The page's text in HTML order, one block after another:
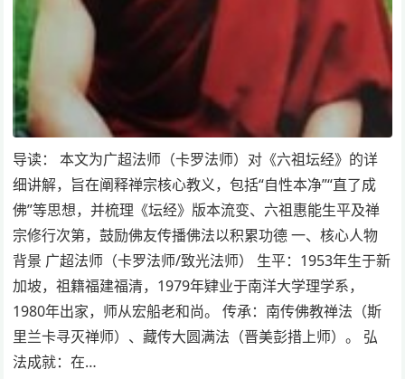
导读： 本文为广超法师（卡罗法师）对《六祖坛经》的详
细讲解，旨在阐释禅宗核心教义，包括“自性本净”“直了成
佛”等思想，并梳理《坛经》版本流变、六祖惠能生平及禅
宗修行次第，鼓励佛友传播佛法以积累功德 一、核心人物
背景 广超法师（卡罗法师/致光法师） 生平：1953年生于新
加坡，祖籍福建福清，1979年肄业于南洋大学理学系，
1980年出家，师从宏船老和尚。 传承：南传佛教禅法（斯
里兰卡寻灭禅师）、藏传大圆满法（晋美彭措上师）。 弘
法成就：在…